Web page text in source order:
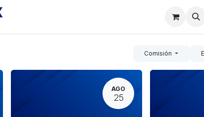
Noticias
Comisión
AGO
25